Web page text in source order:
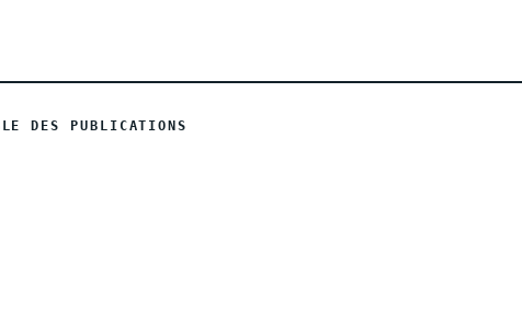
DES PUBLICATIONS